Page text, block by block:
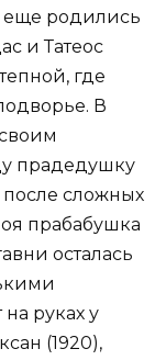
еще родились
и Татеос
где
В
прадедушку
сложных
прабабушка
осталась
на руках у
(1920),